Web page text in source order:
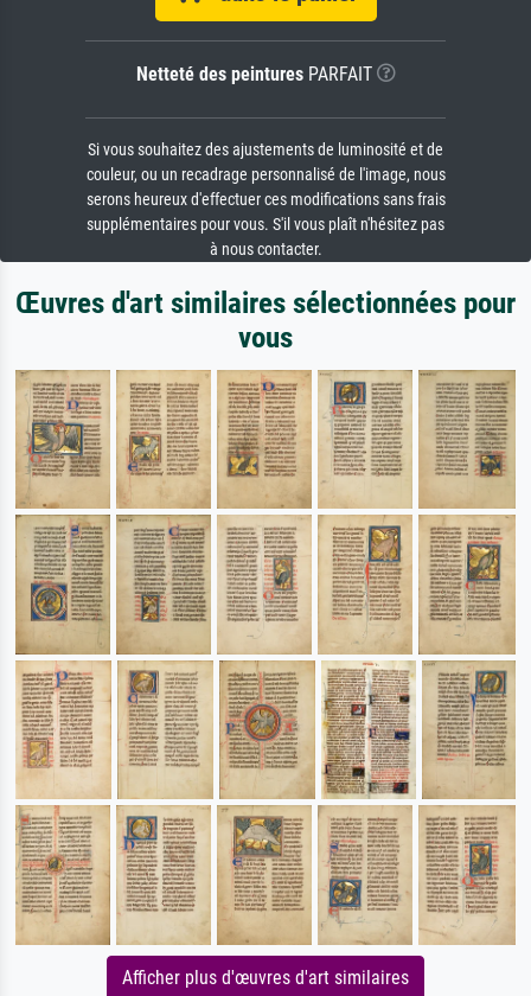
Netteté des peinturesPARFAIT
Si vous souhaitez des ajustements de luminosité et de
couleur, ou un recadrage personnalisé de l'image, nous
serons heureux d'effectuer ces modifications sans frais
supplémentaires pour vous. S'il vous plaît n'hésitez pas
à nous contacter.
Œuvres d'art similaires sélectionnées pour
vous
Afficher plus d'œuvres d'art similaires